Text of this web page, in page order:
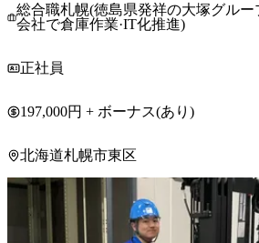
総合職札幌(徳島県発祥の大塚グル
会社で倉庫作業·IT化推進)
正社員
197,000円 + ボーナス(あり)
北海道札幌市東区